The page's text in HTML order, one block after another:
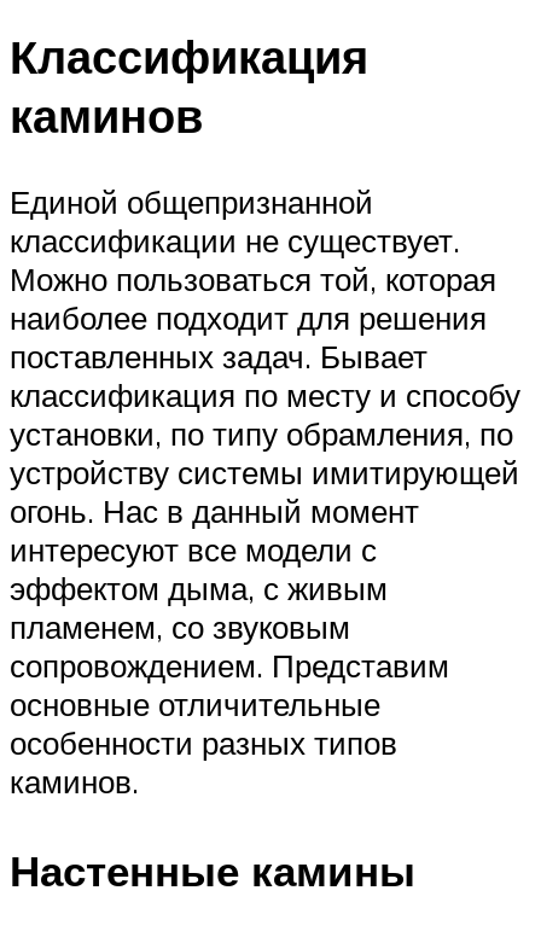
Классификация
каминов
Единой общепризнанной
классификации не существует.
Можно пользоваться той, которая
наиболее подходит для решения
поставленных задач. Бывает
классификация по месту и способу
установки, по типу обрамления, по
устройству системы имитирующей
огонь. Нас в данный момент
интересуют все модели с
эффектом дыма, с живым
пламенем, со звуковым
сопровождением. Представим
основные отличительные
особенности разных типов
каминов.
Настенные камины